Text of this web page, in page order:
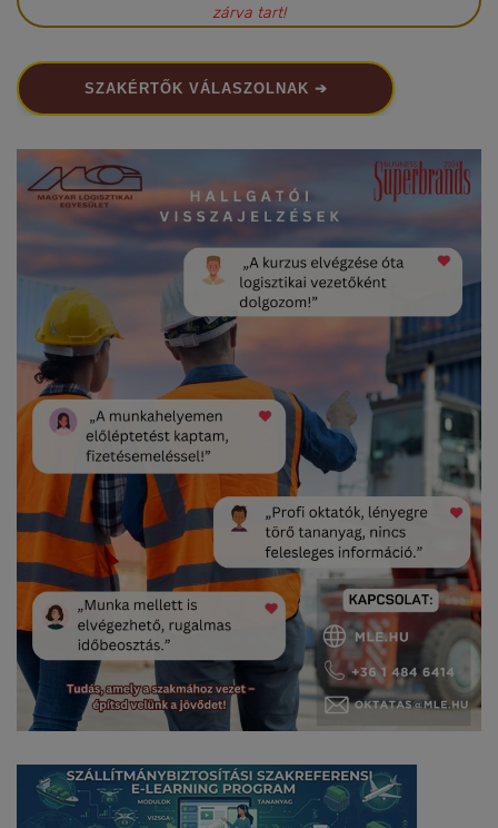
zárva tart!
SZAKÉRTŐK VÁLASZOLNAK ➔